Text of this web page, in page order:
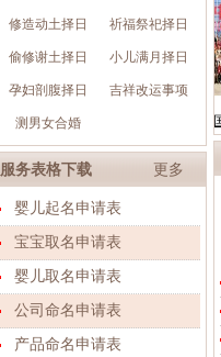
修造动土择日 祈福祭祀择日
偷修谢土择日 小儿满月择日
孕妇剖腹择日 吉祥改运事项
测男女合婚
服务表格下载 更多
婴儿起名申请表
宝宝取名申请表
婴儿取名申请表
公司命名申请表
产品命名申请表